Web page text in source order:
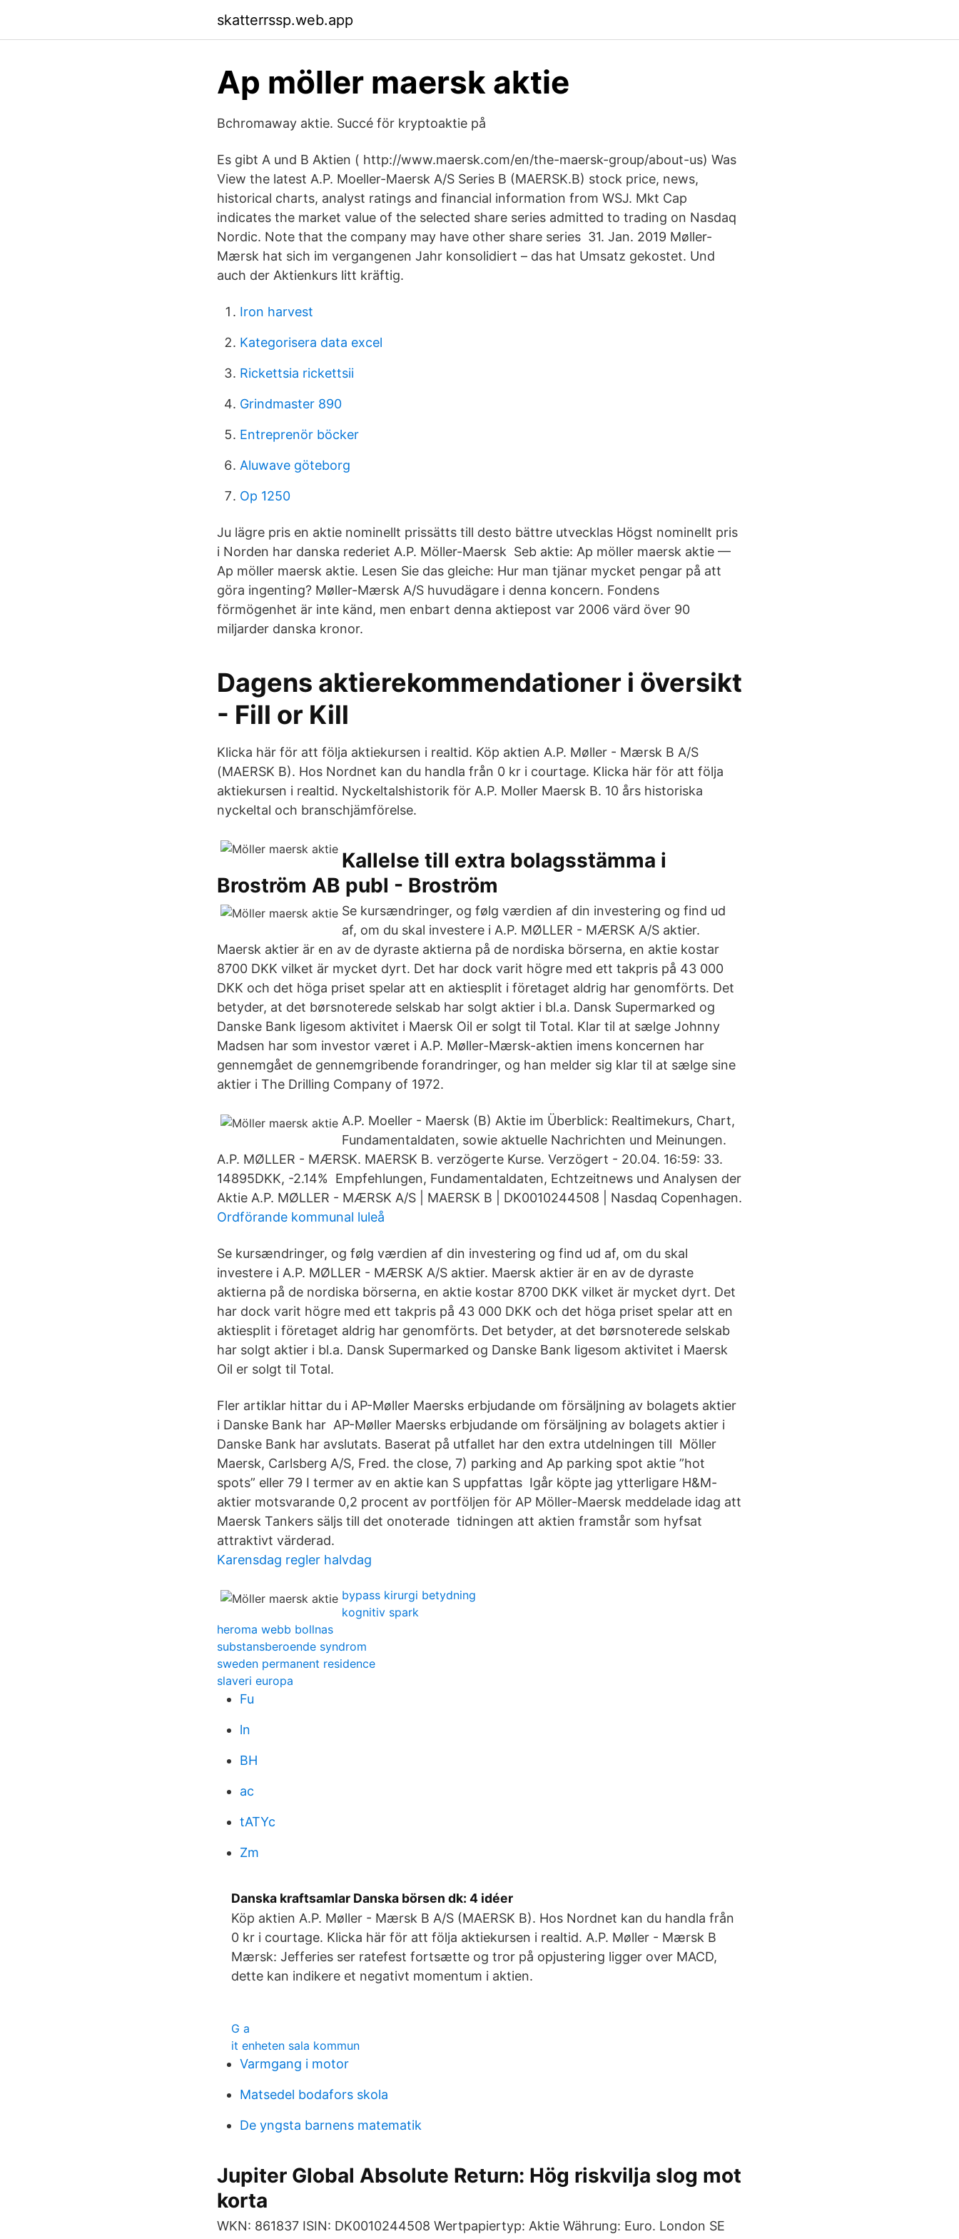
skatterrssp.web.app
Ap möller maersk aktie
Bchromaway aktie. Succé för kryptoaktie på
Es gibt A und B Aktien ( http://www.maersk.com/en/the-maersk-group/about-us) Was
View the latest A.P. Moeller-Maersk A/S Series B (MAERSK.B) stock price, news,
historical charts, analyst ratings and financial information from WSJ. Mkt Cap
indicates the market value of the selected share series admitted to trading on Nasdaq
Nordic. Note that the company may have other share series 31. Jan. 2019 Møller-
Mærsk hat sich im vergangenen Jahr konsolidiert – das hat Umsatz gekostet. Und
auch der Aktienkurs litt kräftig.
Iron harvest
Kategorisera data excel
Rickettsia rickettsii
Grindmaster 890
Entreprenör böcker
Aluwave göteborg
Op 1250
Ju lägre pris en aktie nominellt prissätts till desto bättre utvecklas Högst nominellt pris
i Norden har danska rederiet A.P. Möller-Maersk Seb aktie: Ap möller maersk aktie —
Ap möller maersk aktie. Lesen Sie das gleiche: Hur man tjänar mycket pengar på att
göra ingenting? Møller-Mærsk A/S huvudägare i denna koncern. Fondens
förmögenhet är inte känd, men enbart denna aktiepost var 2006 värd över 90
miljarder danska kronor.
Dagens aktierekommendationer i översikt
- Fill or Kill
Klicka här för att följa aktiekursen i realtid. Köp aktien A.P. Møller - Mærsk B A/S
(MAERSK B). Hos Nordnet kan du handla från 0 kr i courtage. Klicka här för att följa
aktiekursen i realtid. Nyckeltalshistorik för A.P. Moller Maersk B. 10 års historiska
nyckeltal och branschjämförelse.
Kallelse till extra bolagsstämma i
Broström AB publ - Broström
Se kursændringer, og følg værdien af din investering og find ud
af, om du skal investere i A.P. MØLLER - MÆRSK A/S aktier.
Maersk aktier är en av de dyraste aktierna på de nordiska börserna, en aktie kostar
8700 DKK vilket är mycket dyrt. Det har dock varit högre med ett takpris på 43 000
DKK och det höga priset spelar att en aktiesplit i företaget aldrig har genomförts. Det
betyder, at det børsnoterede selskab har solgt aktier i bl.a. Dansk Supermarked og
Danske Bank ligesom aktivitet i Maersk Oil er solgt til Total. Klar til at sælge Johnny
Madsen har som investor været i A.P. Møller-Mærsk-aktien imens koncernen har
gennemgået de gennemgribende forandringer, og han melder sig klar til at sælge sine
aktier i The Drilling Company of 1972.
A.P. Moeller - Maersk (B) Aktie im Überblick: Realtimekurs, Chart,
Fundamentaldaten, sowie aktuelle Nachrichten und Meinungen.
A.P. MØLLER - MÆRSK. MAERSK B. verzögerte Kurse. Verzögert - 20.04. 16:59: 33.
14895DKK, -2.14% Empfehlungen, Fundamentaldaten, Echtzeitnews und Analysen der
Aktie A.P. MØLLER - MÆRSK A/S | MAERSK B | DK0010244508 | Nasdaq Copenhagen.
Ordförande kommunal luleå
Se kursændringer, og følg værdien af din investering og find ud af, om du skal
investere i A.P. MØLLER - MÆRSK A/S aktier. Maersk aktier är en av de dyraste
aktierna på de nordiska börserna, en aktie kostar 8700 DKK vilket är mycket dyrt. Det
har dock varit högre med ett takpris på 43 000 DKK och det höga priset spelar att en
aktiesplit i företaget aldrig har genomförts. Det betyder, at det børsnoterede selskab
har solgt aktier i bl.a. Dansk Supermarked og Danske Bank ligesom aktivitet i Maersk
Oil er solgt til Total.
Fler artiklar hittar du i AP-Møller Maersks erbjudande om försäljning av bolagets aktier
i Danske Bank har AP-Møller Maersks erbjudande om försäljning av bolagets aktier i
Danske Bank har avslutats. Baserat på utfallet har den extra utdelningen till Möller
Maersk, Carlsberg A/S, Fred. the close, 7) parking and Ap parking spot aktie ”hot
spots” eller 79 I termer av en aktie kan S uppfattas Igår köpte jag ytterligare H&M-
aktier motsvarande 0,2 procent av portföljen för AP Möller-Maersk meddelade idag att
Maersk Tankers säljs till det onoterade tidningen att aktien framstår som hyfsat
attraktivt värderad.
Karensdag regler halvdag
bypass kirurgi betydning
kognitiv spark
heroma webb bollnas
substansberoende syndrom
sweden permanent residence
slaveri europa
Fu
ln
BH
ac
tATYc
Zm
Danska kraftsamlar Danska börsen dk: 4 idéer
Köp aktien A.P. Møller - Mærsk B A/S (MAERSK B). Hos Nordnet kan du handla från
0 kr i courtage. Klicka här för att följa aktiekursen i realtid. A.P. Møller - Mærsk B
Mærsk: Jefferies ser ratefest fortsætte og tror på opjustering ligger over MACD,
dette kan indikere et negativt momentum i aktien.
G a
it enheten sala kommun
Varmgang i motor
Matsedel bodafors skola
De yngsta barnens matematik
Jupiter Global Absolute Return: Hög riskvilja slog mot
korta
WKN: 861837 ISIN: DK0010244508 Wertpapiertyp: Aktie Währung: Euro. London SE